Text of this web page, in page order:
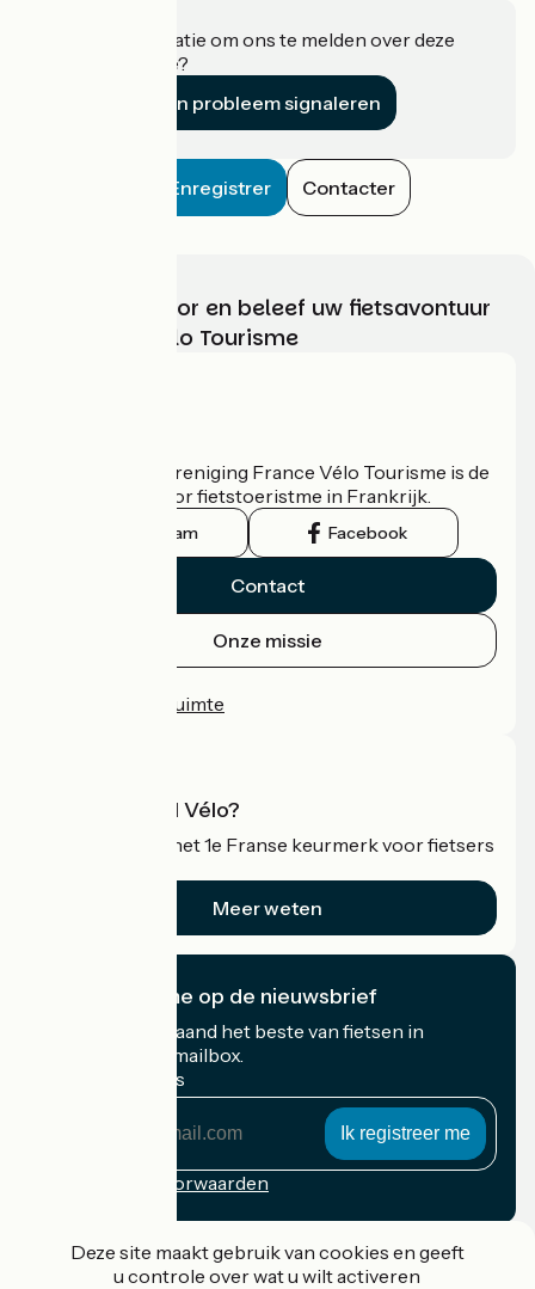
Heeft u informatie om ons te melden over deze
accommodatie?
Een probleem signaleren
Enregistrer Contacter
Kies, bereid voor en beleef uw fietsavontuur
met France Vélo Tourisme
De nationale vereniging France Vélo Tourisme is de
officiële gids voor fietstoeristme in Frankrijk.
Instagram Facebook
Contact
Onze missie
Professionele ruimte
Wat is Accueil Vélo?
Accueil Vélo is het 1e Franse keurmerk voor fietsers
Meer weten
Ik abonneer me op de nieuwsbrief
Ontvang elke maand het beste van fietsen in
Frankrijk in uw mailbox.
Mijn e-mailadres
Inschrijvingsvoorwaarden
Deze site maakt gebruik van cookies en geeft
u controle over wat u wilt activeren